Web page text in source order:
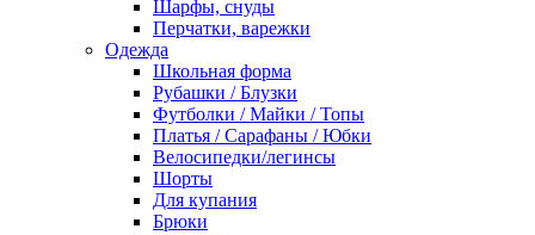
Шарфы, снуды
Перчатки, варежки
Одежда
Школьная форма
Рубашки / Блузки
Футболки / Майки / Топы
Платья / Сарафаны / Юбки
Велосипедки/легинсы
Шорты
Для купания
Брюки